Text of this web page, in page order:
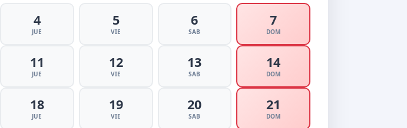
4
JUE
5
VIE
6
SAB
7
DOM
11
JUE
12
VIE
13
SAB
14
DOM
18
JUE
19
VIE
20
SAB
21
DOM